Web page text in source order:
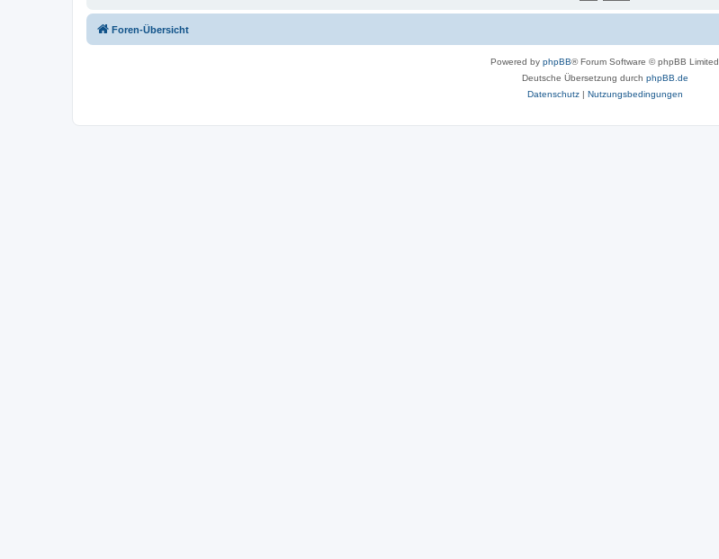
Foren-Übersicht
Powered by phpBB® Forum Software © phpBB Limited
Deutsche Übersetzung durch phpBB.de
Datenschutz| Nutzungsbedingungen